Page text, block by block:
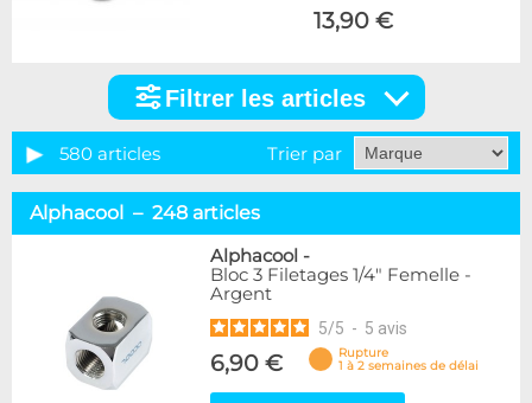
13,90 €
articles
Catégorie
Embouts tuyaux souples
Embouts tubes rigides
110
18
Adaptateurs
338
Marque
Alphacool
Filtrer les articles
580 articles Trier par
Alphacool – 248 articles
Alphacool -
Bloc 3 Filetages 1/4" Femelle -
Argent
5/5 - 5 avis
6,90 €
Rupture
1 à 2 semaines de délai